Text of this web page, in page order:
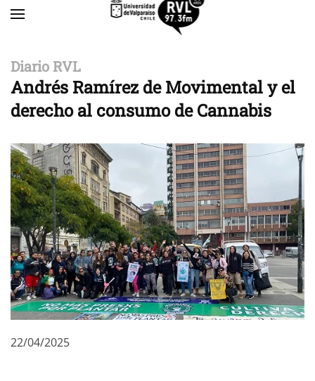
Diario RVL
Andrés Ramírez de Movimental y el
derecho al consumo de Cannabis
22/04/2025